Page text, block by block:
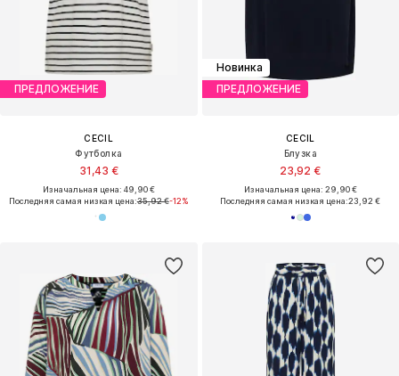
ПРЕДЛОЖЕНИЕ
CECIL
Футболка
31,43 €
Изначальная цена: 49,90 €
Последняя самая низкая цена:35,92 €-12%
Новинка
ПРЕДЛОЖЕНИЕ
CECIL
Блузка
23,92 €
Изначальная цена: 29,90 €
Последняя самая низкая цена:23,92 €